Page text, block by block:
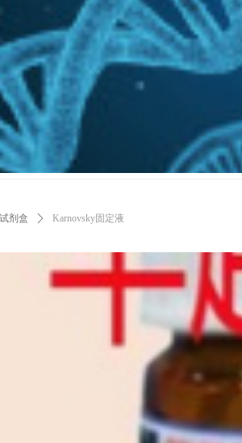
剂盒 ꄲ Karnovsky固定液